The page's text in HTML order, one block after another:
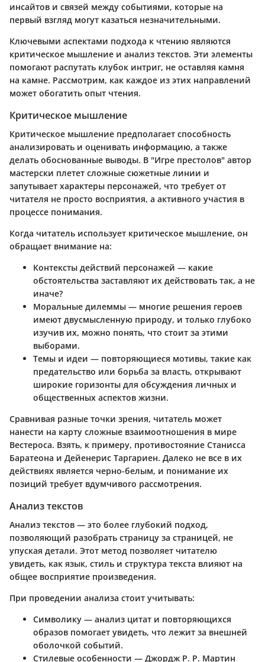
инсайтов и связей между событиями, которые на
первый взгляд могут казаться незначительными.
Ключевыми аспектами подхода к чтению являются
критическое мышление и анализ текстов. Эти элементы
помогают распутать клубок интриг, не оставляя камня
на камне. Рассмотрим, как каждое из этих направлений
может обогатить опыт чтения.
Критическое мышление
Критическое мышление предполагает способность
анализировать и оценивать информацию, а также
делать обоснованные выводы. В "Игре престолов" автор
мастерски плетет сложные сюжетные линии и
запутывает характеры персонажей, что требует от
читателя не просто восприятия, а активного участия в
процессе понимания.
Когда читатель использует критическое мышление, он
обращает внимание на:
Контексты действий персонажей — какие
обстоятельства заставляют их действовать так, а не
иначе?
Моральные дилеммы — многие решения героев
имеют двусмысленную природу, и только глубоко
изучив их, можно понять, что стоит за этими
выборами.
Темы и идеи — повторяющиеся мотивы, такие как
предательство или борьба за власть, открывают
широкие горизонты для обсуждения личных и
общественных аспектов жизни.
Сравнивая разные точки зрения, читатель может
нанести на карту сложные взаимоотношения в мире
Вестероса. Взять, к примеру, противостояние Станисса
Баратеона и Дейенерис Таргариен. Далеко не все в их
действиях является черно-белым, и понимание их
позиций требует вдумчивого рассмотрения.
Анализ текстов
Анализ текстов — это более глубокий подход,
позволяющий разобрать страницу за страницей, не
упуская детали. Этот метод позволяет читателю
увидеть, как язык, стиль и структура текста влияют на
общее восприятие произведения.
При проведении анализа стоит учитывать:
Символику — анализ цитат и повторяющихся
образов помогает увидеть, что лежит за внешней
оболочкой событий.
Стилевые особенности — Джордж Р. Р. Мартин